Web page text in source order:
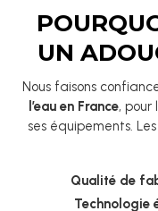
UN
Nous faisons
l’eau en France,
ses équipements.
Qualité de
Technologie